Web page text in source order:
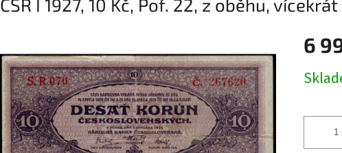
ČSR I 1927, 10 Kč, Pof. 22, z oběhu,
6
cena: